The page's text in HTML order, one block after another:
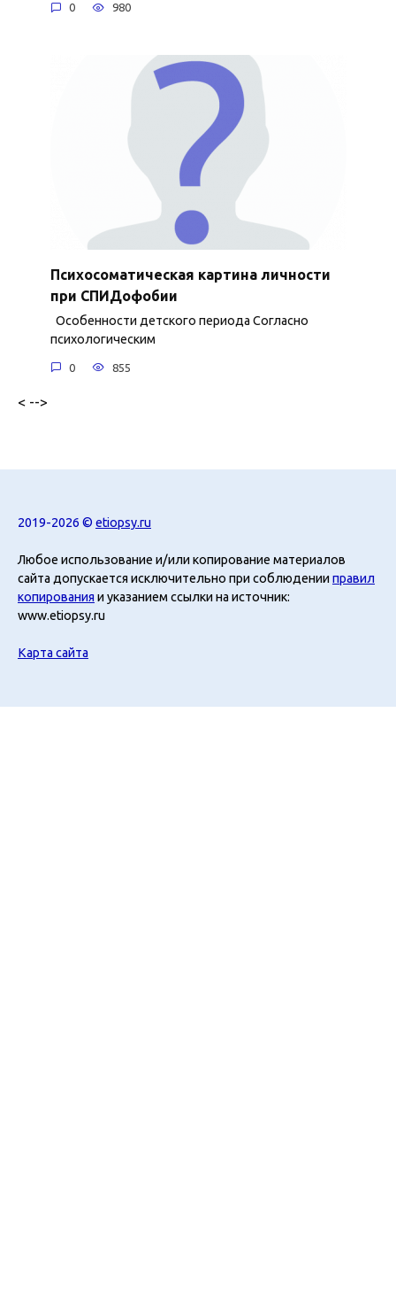
0 980
Психосоматическая картина личности
при СПИДофобии
Особенности детского периода Согласно
психологическим
0 855
< -->
2019-2026 © etiopsy.ru
Любое использование и/или копирование материалов
сайта допускается исключительно при соблюденииправил
копирования и указанием ссылки на источник:
www.etiopsy.ru
Карта сайта